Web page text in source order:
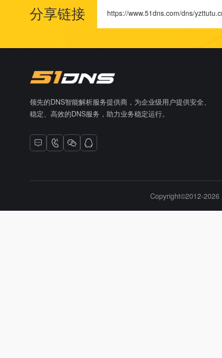
分享链接 https://www.51dns.com/dns/
领先的DNS智能解析服务提供商，为企业级用户提供安全、
稳定、高效的DNS服务，助力业务稳定运行。
Copyright©2012-2026